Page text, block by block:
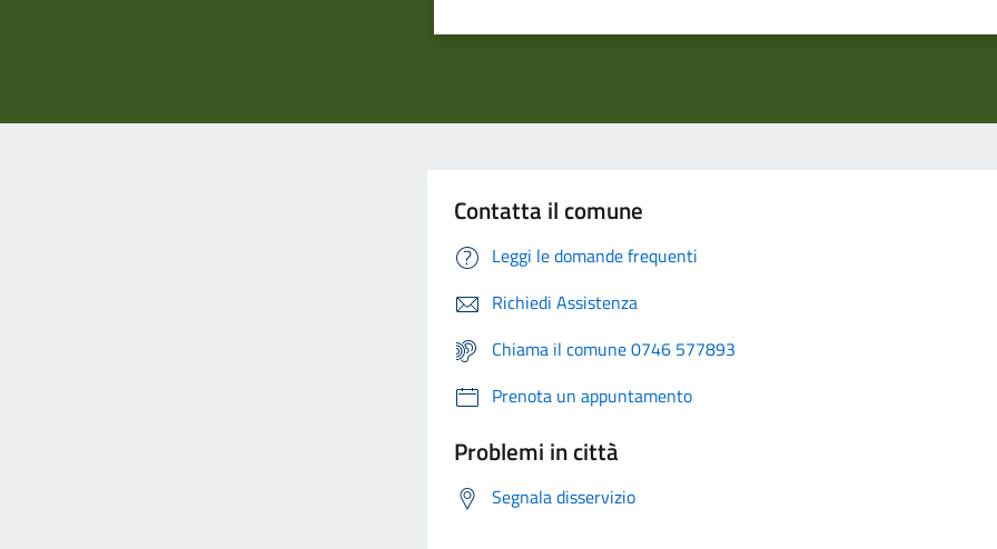
Contatta il comune
Leggi le domande frequenti
Richiedi Assistenza
Chiama il comune 0746 577893
Prenota un appuntamento
Problemi in città
Segnala disservizio